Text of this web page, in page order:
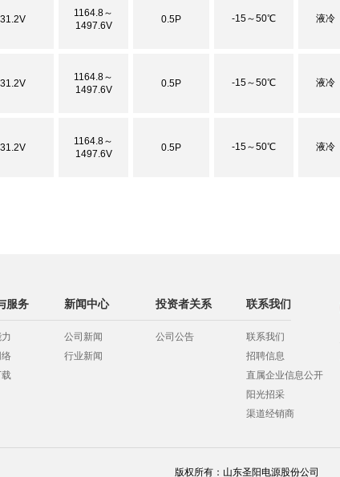
1164.8～
1497.6V
0.5P -15～50℃ 液冷
1164.8～
1497.6V
0.5P -15～50℃ 液冷
1164.8～
1497.6V
0.5P -15～50℃ 液冷
服务 新闻中心
公司新闻
行业新闻
投资者关系
公司公告
联系我们
联系我们
招聘信息
直属企业信息公开
阳光招采
渠道经销商
版权所有：山东圣阳电源股份公司